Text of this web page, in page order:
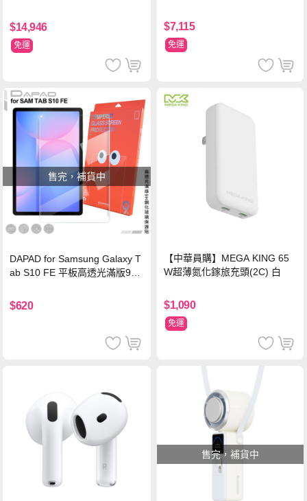
$14,946
免運
$7,115
免運
售完，補貨中
DAPAD for Samsung Galaxy T
ab S10 FE 平板高透光滿版9H
$620
【中華員購】MEGA KING 65
W超薄氮化鎵旅充頭(2C) 白
$1,090
免運
售完，補貨中